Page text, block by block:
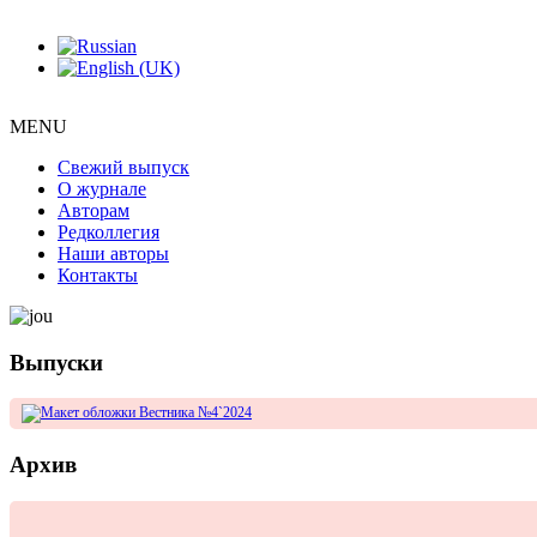
MENU
Свежий выпуск
О журнале
Авторам
Редколлегия
Наши авторы
Контакты
Выпуски
Архив